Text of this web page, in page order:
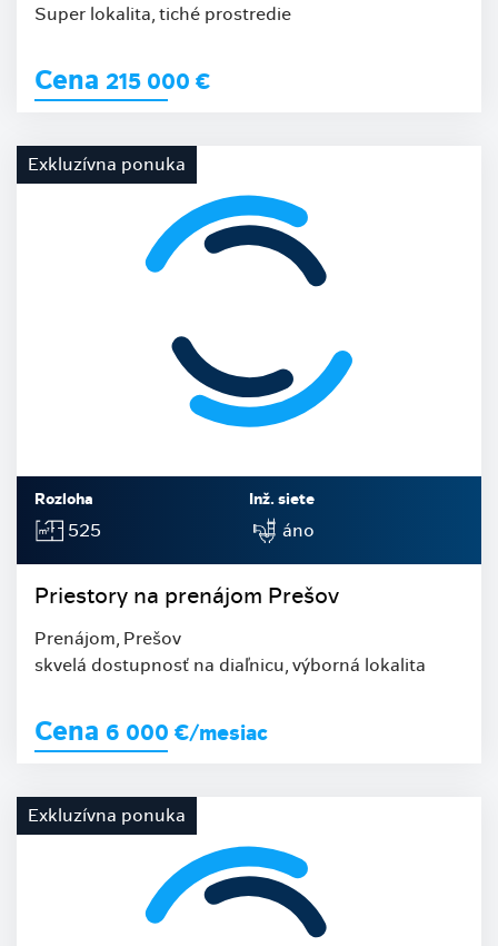
Super lokalita, tiché prostredie
Cena 215 000 €
Exkluzívna ponuka
Rozloha
525
Inž. siete
áno
Priestory na prenájom Prešov
Prenájom, Prešov
skvelá dostupnosť na diaľnicu, výborná lokalita
Cena 6 000 €/mesiac
Exkluzívna ponuka